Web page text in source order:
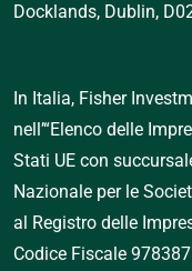
Docklands, Dublin,
In Italia, Fisher
nell’“Elenco delle
Stati UE con
Nazionale per le
al Registro delle
Codice Fiscale